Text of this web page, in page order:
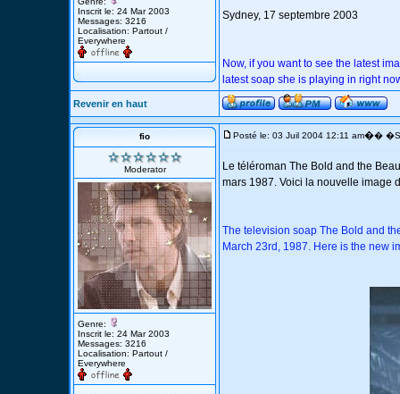
Inscrit le: 24 Mar 2003
Messages: 3216
Localisation: Partout /
Everywhere
Sydney, 17 septembre 2003
Now, if you want to see the latest
latest soap she is playing in right
Revenir en haut
fio
Moderator
Genre:
Inscrit le: 24 Mar 2003
Messages: 3216
Localisation: Partout /
Everywhere
Posté le: 03 Juil 2004 12:11 am��
Le téléroman The Bold and the
mars 1987. Voici la nouvelle image
The television soap The Bold and
March 23rd, 1987. Here is the new